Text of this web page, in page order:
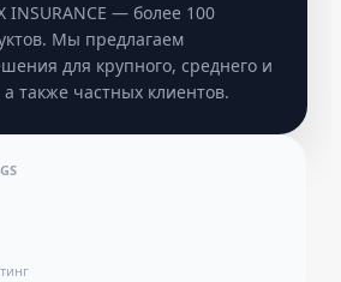
INSURANCE — более 100
Мы предлагаем
для крупного, среднего и
также частных клиентов.